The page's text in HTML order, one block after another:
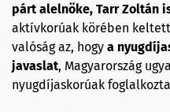
párt alelnöke, Tarr Zoltán
aktívkorúak körében
valóság az, hogy a
javaslat, Magyarország
nyugdíjaskorúak